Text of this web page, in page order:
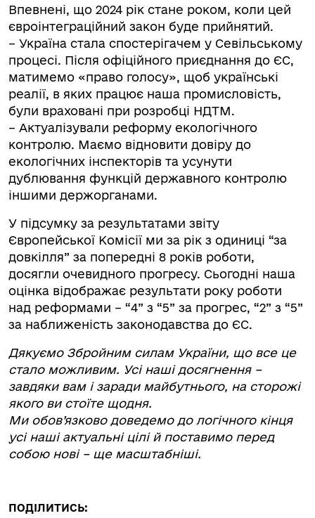
Впевнені, що 2024 рік стане роком, коли цей
євроінтеграційний закон буде прийнятий.
– Україна стала спостерігачем у Севільському
процесі. Після офіційного приєднання до ЄС,
матимемо «право голосу», щоб українські
реалії, в яких працює наша промисловість,
були враховані при розробці НДТМ.
– Актуалізували реформу екологічного
контролю. Маємо відновити довіру до
екологічних інспекторів та усунути
дублювання функцій державного контролю
іншими держорганами.
У підсумку за результатами звіту
Європейської Комісії ми за рік з одиниці “за
довкілля” за попередні 8 років роботи,
досягли очевидного прогресу. Сьогодні наша
оцінка відображає результати року роботи
над реформами – “4” з “5” за прогрес, “2” з “5”
за наближеність законодавства до ЄС.
Дякуємо Збройним силам України, що все це
стало можливим. Усі наші досягнення –
завдяки вам і заради майбутнього, на сторожі
якого ви стоїте щодня.
Ми обов’язково доведемо до логічного кінця
усі наші актуальні цілі й поставимо перед
собою нові – ще масштабніші.
ПОДІЛИТИСЬ: